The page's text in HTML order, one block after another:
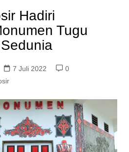
Hadiri
Tugu
7 Juli 2022
0